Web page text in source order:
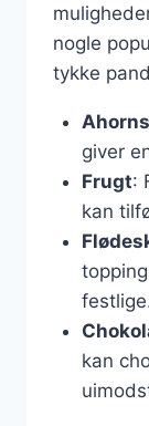
nogle
tykke
giver
Frugt:
kan
kan